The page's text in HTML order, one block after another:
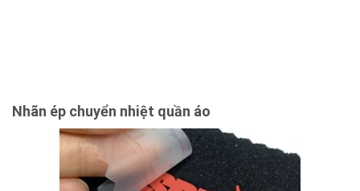
Nhãn ép chuyển nhiệt quần áo